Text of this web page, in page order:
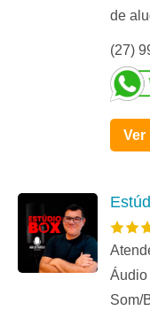
de
(27)
Ver
Áudio
Som/